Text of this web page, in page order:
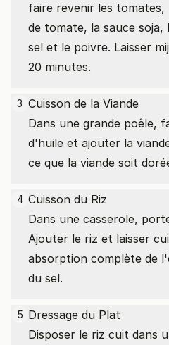
faire revenir les
de tomate, la sauce
sel et le poivre. Laisser
20 minutes.
3 Cuisson de la Viande
Dans une grande poêle,
d'huile et ajouter la
ce que la viande soit
4 Cuisson du Riz
Dans une casserole,
Ajouter le riz et laisser
absorption complète de
du sel.
5 Dressage du Plat
Disposer le riz cuit dans